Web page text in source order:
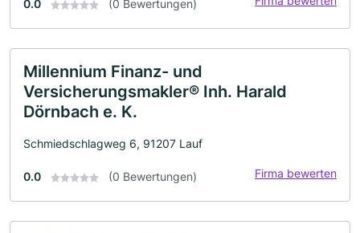
0.0 (0 Bewertungen)
Millennium Finanz- und
Versicherungsmakler® Inh. Harald
Dörnbach e. K.
Schmiedschlagweg 6, 91207 Lauf
0.0 (0 Bewertungen) Firma bewerten